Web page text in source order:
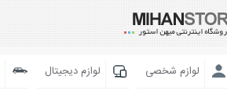
لوازم شخصی لوازم دیجیتال